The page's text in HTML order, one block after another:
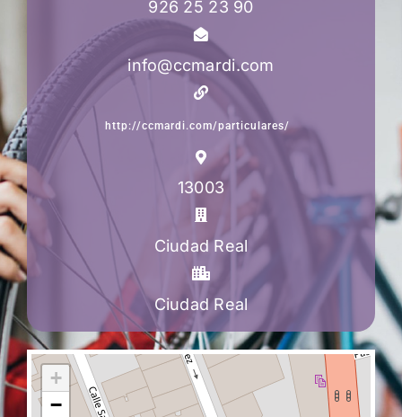
926 25 23 90
info@ccmardi.com
http://ccmardi.com/particulares/
13003
Ciudad Real
Ciudad Real
+
−